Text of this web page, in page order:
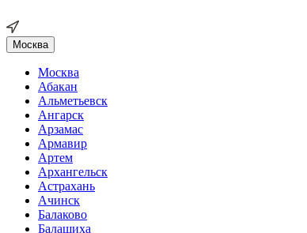
Москва
Москва
Абакан
Альметьевск
Ангарск
Арзамас
Армавир
Артем
Архангельск
Астрахань
Ачинск
Балаково
Балашиха